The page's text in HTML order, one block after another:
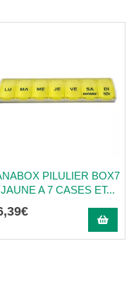
PILULIER BOX7
JAUNE A 7 CASES ET...
,39€